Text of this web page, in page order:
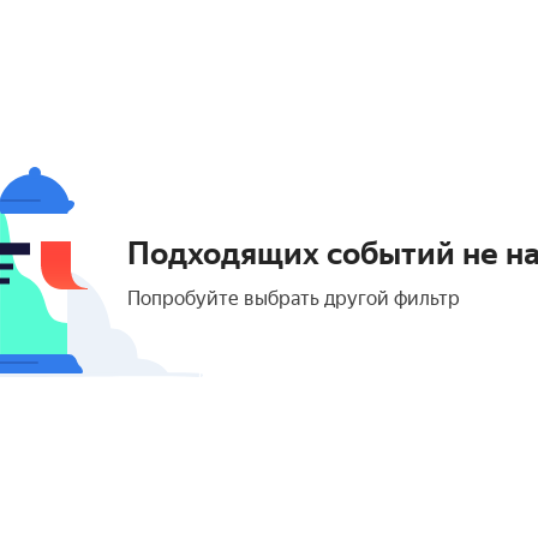
Подходящих событий не
Попробуйте выбрать другой фильтр